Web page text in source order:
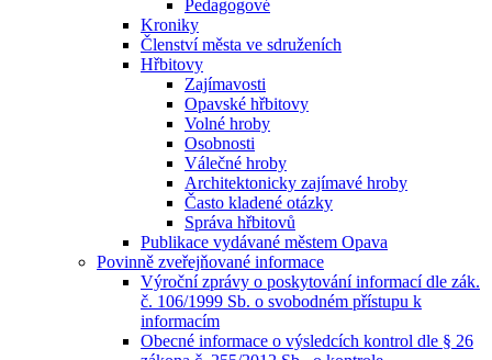
Pedagogové
Kroniky
Členství města ve sdruženích
Hřbitovy
Zajímavosti
Opavské hřbitovy
Volné hroby
Osobnosti
Válečné hroby
Architektonicky zajímavé hroby
Často kladené otázky
Správa hřbitovů
Publikace vydávané městem Opava
Povinně zveřejňované informace
Výroční zprávy o poskytování informací dle zák.
č. 106/1999 Sb. o svobodném přístupu k
informacím
Obecné informace o výsledcích kontrol dle § 26